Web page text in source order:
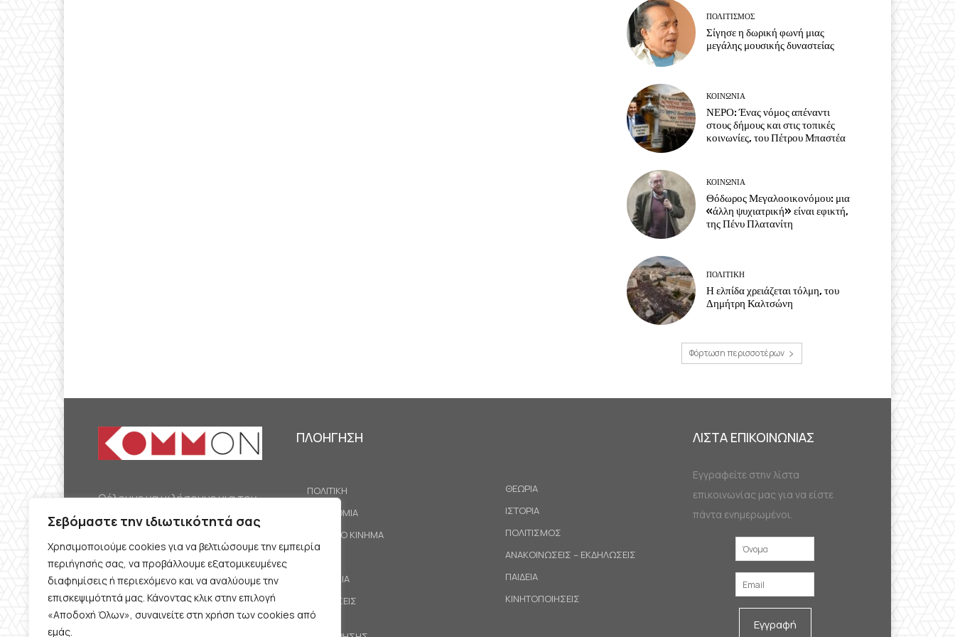
Σεβόμαστε την ιδιωτικότητά σας
Χρησιμοποιούμε cookies για να βελτιώσουμε την εμπειρία
περιήγησής σας, να προβάλλουμε εξατομικευμένες
διαφημίσεις ή περιεχόμενο και να αναλύουμε την
επισκεψιμότητά μας. Κάνοντας κλικ στην επιλογή
«Αποδοχή Όλων», συναινείτε στη χρήση των cookies από
εμάς.
ΠΟΛΙΤΙΣΜΟΣ
Σίγησε η δωρική φωνή μιας
μεγάλης μουσικής δυναστείας
ΚΟΙΝΩΝΙΑ
ΝΕΡΟ: Ένας νόμος απέναντι
στους δήμους και στις τοπικές
κοινωνίες, του Πέτρου Μπαστέα
ΚΟΙΝΩΝΙΑ
Θόδωρος Μεγαλοοικονόμου: μια
«άλλη ψυχιατρική» είναι εφικτή,
της Πένυ Πλατανίτη
ΠΟΛΙΤΙΚΗ
Η ελπίδα χρειάζεται τόλμη, του
Δημήτρη Καλτσώνη
Φόρτωση περισσοτέρων
Θέλουμε να μιλήσουμε για τον
κομμουνισμό της εποχής μας,
την αναγκαία αλλά όχι
δεδομένη προοπτική.
Θέλουμε να μιλήσουμε
ταυτόχρονα για την
καθημερινή επιβίωση και τον
ΠΛΟΗΓΗΣΗ
ΠΟΛΙΤΙΚΗ
ΟΙΚΟΝΟΜΙΑ
ΕΡΓΑΤΙΚΟ ΚΙΝΗΜΑ
ΚΟΙΝΩΝΙΑ
ΠΡΟΤΑΣΕΙΣ
ΘΕΩΡΙΑ
ΙΣΤΟΡΙΑ
ΠΟΛΙΤΙΣΜΟΣ
ΑΝΑΚΟΙΝΩΣΕΙΣ – ΕΚΔΗΛΩΣΕΙΣ
ΠΑΙΔΕΙΑ
ΚΙΝΗΤΟΠΟΙΗΣΕΙΣ
ΛΙΣΤΑ ΕΠΙΚΟΙΝΩΝΙΑΣ
Εγγραφείτε στην λίστα
επικοινωνίας μας για να είστε
πάντα ενημερωμένοι.
Εγγραφή